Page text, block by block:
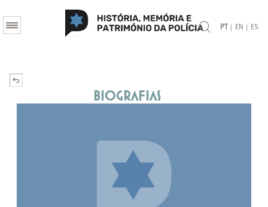
PT | EN | ES
Biografias